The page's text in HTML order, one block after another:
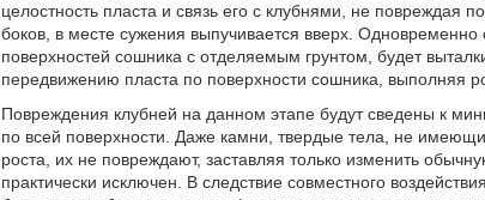
целостность пласта и связь его с клубнями, не повреждая
боков, в месте сужения выпучивается вверх.
поверхностей сошника с отделяемым грунтом, будет
передвижению пласта по поверхности сошника, выполняя
Повреждения клубней на данном этапе будут сведены к
по всей поверхности. Даже камни, твердые тела, не
роста, их не повреждают, заставляя только изменить
практически исключен. В следствие совместного